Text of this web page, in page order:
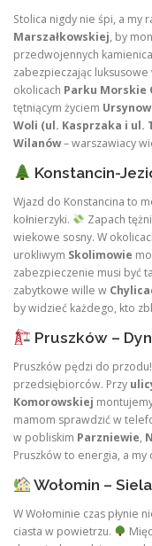
Stolica nigdy nie śpi, a my
Marszałkowskiej, by
przedwojennych
zabezpieczając
okolicach Parku Morskie
tętniącym życiem
Woli (ul. Kasprzaka i ul.
Wilanów– warszawiacy
Konstancin-
Wjazd do Konstancina to
kołnierzyki.
Zapach
wiekowe sosny. W
urokliwym Skolimowie
zabezpieczenie musi być
zabytkowe wille w
by widzieć każdego, kto
Pruszków –
Pruszków pędzi do przodu!
przedsiębiorców. Przy
Komorowskiej
mamom sprawdzić w
w pobliskim Parzniewie,
Pruszków to energia, a
Wołomin –
W Wołominie czas płynie
ciasta w powietrzu.